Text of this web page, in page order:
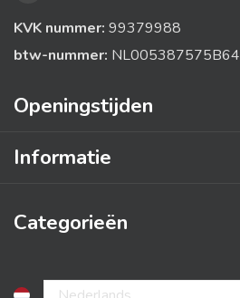
KVK nummer: 99379988
btw-nummer: NL005387575B64
Openingstijden
Informatie
Categorieën